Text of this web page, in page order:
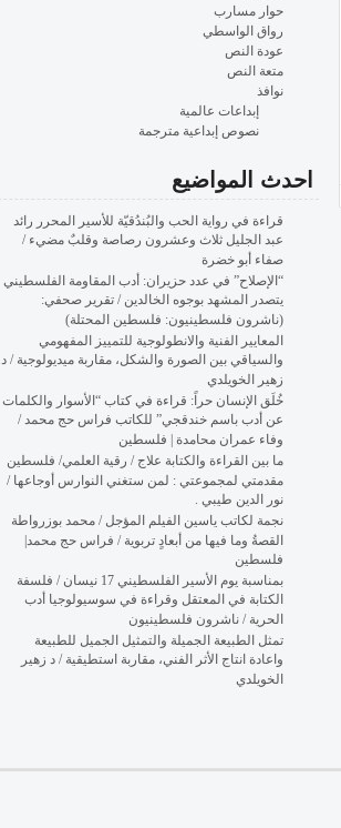
حوار مسارب
رواق الواسطي
عودة النص
متعة النص
نوافذ
إبداعات عالمية
نصوص إبداعية مترجمة
احدث المواضيع
قراءة في رواية الحب والبُندُقيّة للأسير المحرر رائد
عبد الجليل ثلاث وعشرون رصاصة وقلبٌ مضيء /
صفاء أبو خضرة
“الإصلاح” في عدد حزيران: أدب المقاومة الفلسطيني
يتصدر المشهد بوجوه الخالدين / تقرير صحفي:
(ناشرون فلسطينيون: فلسطين المحتلة)
المعايير الفنية والانطولوجية للتمييز المفهومي
والسياقي بين الصورة والشكل، مقاربة ميديولوجية / د
زهير الخويلدي
خُلَق الإنسان حراً: قراءة في كتاب “الأسوار والكلمات
عن أدب باسم خندقجي” للكاتب فراس حج محمد /
وفاء عمران محامدة | فلسطين
ما بين القراءة والكتابة علاج / رقية العلمي/ فلسطين
مقدمتي لمجموعتي : لمن ستغني النوارس أوجاعها /
نور الدين طيبي .
نجمة لكاتب ياسين الفيلم المؤجل / محمد بوزرواطة
القصةُ وما فيها من أبعادٍ تربوية / فراس حج محمد|
فلسطين
بمناسبة يوم الأسير الفلسطيني 17 نيسان / فلسفة
الكتابة في المعتقل وقراءة في سوسيولوجيا أدب
الحرية / ناشرون فلسطينيون
تمثل الطبيعة الجميلة والتمثيل الجميل للطبيعة
واعادة انتاج الأثر الفني، مقاربة استطيقية / د زهير
الخويلدي